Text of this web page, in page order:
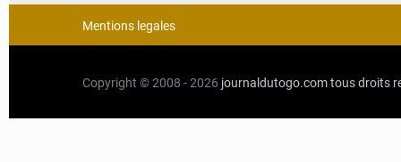
Mentions legales
Copyright © 2008 - 2026 journaldutogo.comtous droits